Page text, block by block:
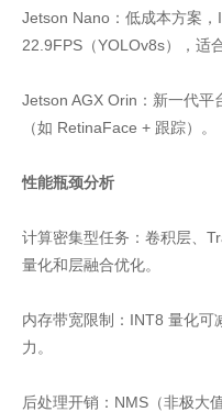
Jetson Nano：低成本方案，
22.9FPS（YOLOv8s），适
Jetson AGX Orin：新一代平
（如 RetinaFace + 跟踪）。
性能瓶颈分析
计算密集型任务：卷积层、
量化和层融合优化。
内存带宽限制：INT8 量化可
力。
后处理开销：NMS（非极大